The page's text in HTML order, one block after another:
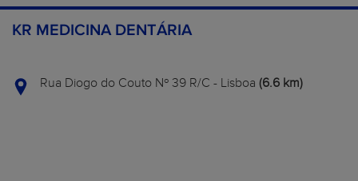
KR MEDICINA DENTÁRIA
Rua Diogo do Couto Nº 39 R/C - Lisboa (6.6 km)